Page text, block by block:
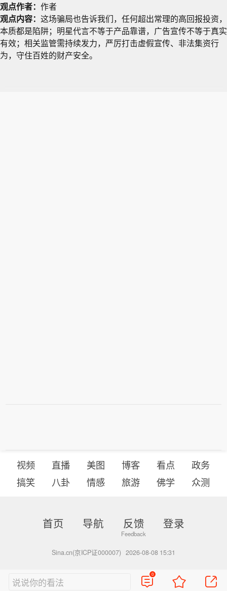
观点作者： 作者
观点内容： 这场骗局也告诉我们，任何超出常理的高回报投资，
本质都是陷阱；明星代言不等于产品靠谱，广告宣传不等于真实
有效；相关监管需持续发力，严厉打击虚假宣传、非法集资行
为，守住百姓的财产安全。
视频 直播 美图 博客 看点
政务
搞笑
八卦 情感 旅游 佛学 众测
首页 导航 反馈 登录
Sina.cn(京ICP证000007) 2026-08-08 15:31
说说你的看法
0